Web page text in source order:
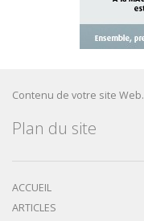
Contenu de votre site Web.
Plan du site
ACCUEIL
ARTICLES